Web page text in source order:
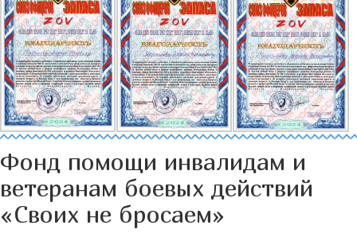
Фонд помощи инвалидам и
ветеранам боевых действий
«Своих не бросаем»